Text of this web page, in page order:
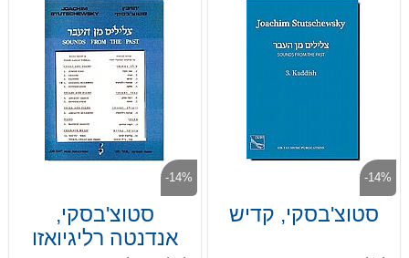
-14%
סטוצ'בסקי, קדיש
-14%
סטוצ'בסקי,
אנדנטה רליגיואזו